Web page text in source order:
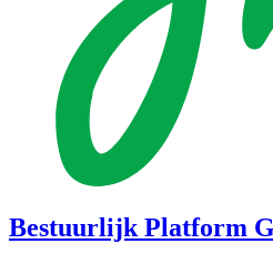
Bestuurlijk Platform